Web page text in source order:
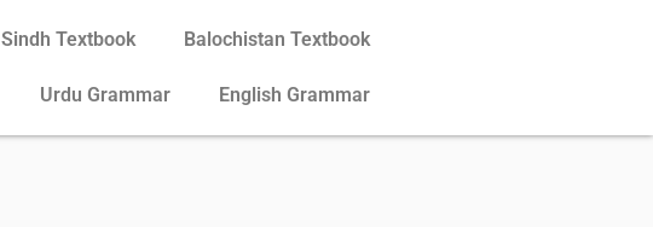
Sindh Textbook Balochistan Textbook
Urdu Grammar English Grammar